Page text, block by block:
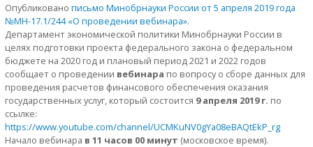
Опубликовано письмо Минобрнауки России от 5 апреля 2019 года
№МН-17.1/244 «О проведении вебинара».
Департамент экономической политики Минобрнауки России в
целях подготовки проекта федерального закона о федеральном
бюджете на 2020 год и плановый период 2021 и 2022 годов
сообщает о проведении вебинара по вопросу о сборе данных для
проведения расчетов финансового обеспечения оказания
государственных услуг, который состоится 9 апреля 2019 г. по
ссылке:
https://www.youtube.com/channel/UCMKuNV0gYa08eBAQtEkP_rg
Начало вебинара в 11 часов 00 минут (московское время).